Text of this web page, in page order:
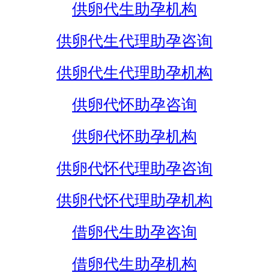
供卵代生助孕机构
供卵代生代理助孕咨询
供卵代生代理助孕机构
供卵代怀助孕咨询
供卵代怀助孕机构
供卵代怀代理助孕咨询
供卵代怀代理助孕机构
借卵代生助孕咨询
借卵代生助孕机构